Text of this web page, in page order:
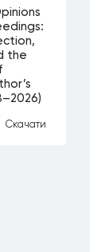
the
Скачати